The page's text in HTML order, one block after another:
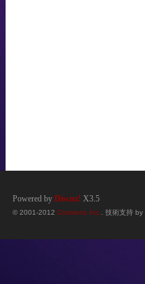
Powered by Discuz! X3.5
© 2001-2012 Comsenz Inc. . 技術支持 by